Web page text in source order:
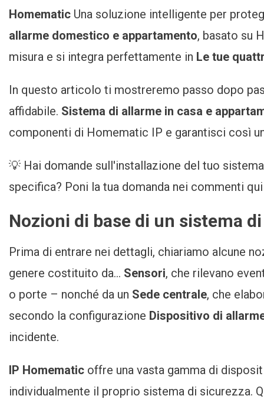
Homematic Una soluzione intelligente per
allarme domestico e appartamento, basato su
misura e si integra perfettamente in Le tue
In questo articolo ti mostreremo passo dopo
affidabile. Sistema di allarme in casa e
componenti di Homematic IP e garantisci così
💡 Hai domande sull'installazione del tuo
specifica? Poni la tua domanda nei commenti
Nozioni di base di un sistema
Prima di entrare nei dettagli, chiariamo alcune
genere costituito da... Sensori, che rilevano
o porte – nonché da un Sede centrale, che
secondo la configurazione Dispositivo di
incidente.
IP Homematic offre una vasta gamma di
individualmente il proprio sistema di sicurezza.